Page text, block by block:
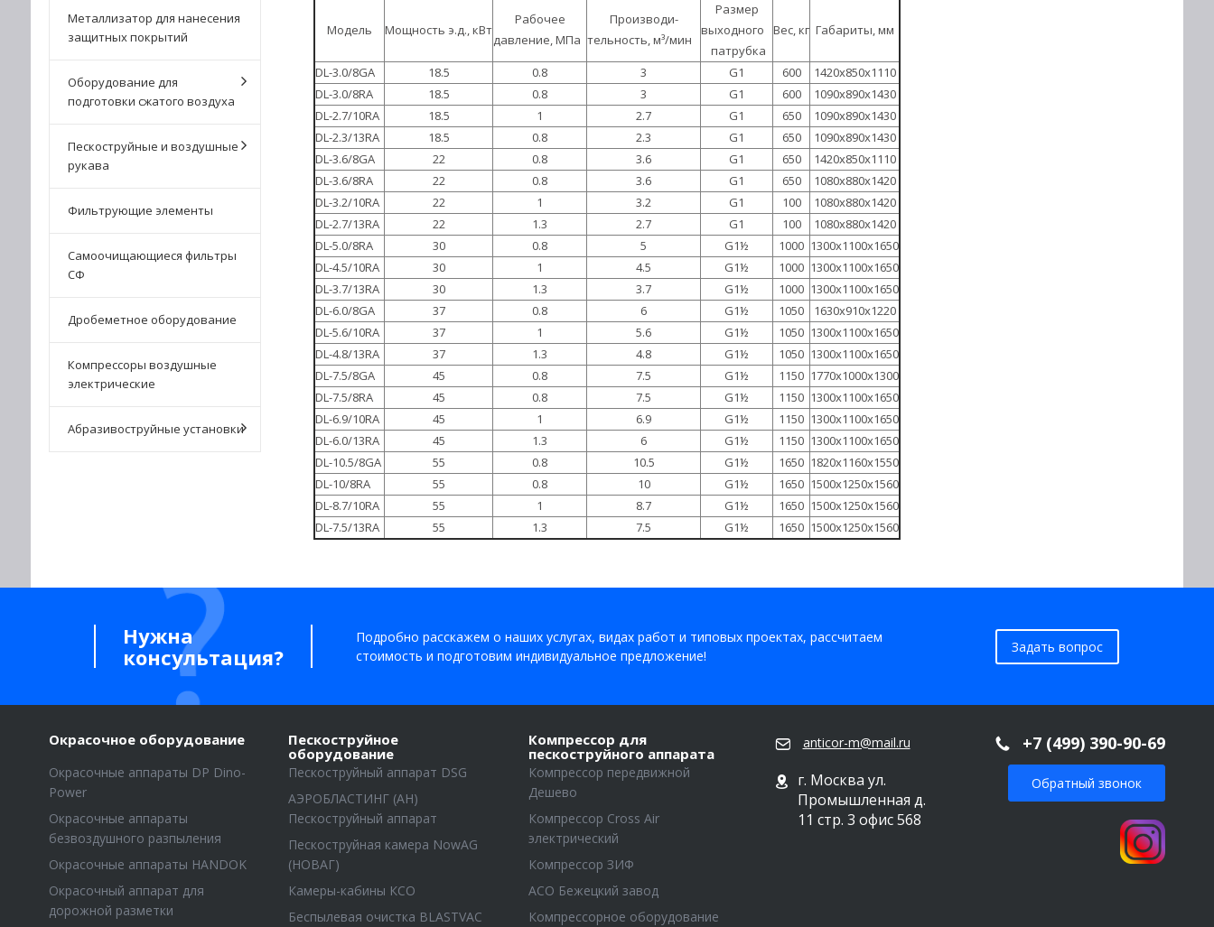
Модель Мощность э.д., кВт
Рабочее
давление, МПа
Производи-
тельность, м³/мин
Размер
выходного
патрубка
Вес, кг Габариты, мм
DL-3.0/8GA 18.5 0.8 3 G1 600
1420х850х1110
DL-3.0/8RA
18.5 0.8 3 G1 600
1090х890х1430
DL-2.7/10RA
18.5 1 2.7 G1 650
1090х890х1430
DL-2.3/13RA
18.5 0.8 2.3 G1 650
1090х890х1430
DL-3.6/8GA
22 0.8 3.6 G1 650
1420х850х1110
DL-3.6/8RA
22 0.8 3.6 G1 650
1080х880х1420
DL-3.2/10RA
22 1 3.2 G1 100
1080х880х1420
DL-2.7/13RA
22 1.3 2.7 G1 100
1080х880х1420
DL-5.0/8RA
30 0.8 5 G1½ 1000 1300х1100х1650
DL-4.5/10RA
30 1 4.5 G1½ 1000 1300х1100х1650
DL-3.7/13RA
30 1.3 3.7 G1½ 1000 1300х1100х1650
DL-6.0/8GA
37 0.8 6 G1½ 1050
1630х910х1220
DL-5.6/10RA
37 1 5.6 G1½ 1050 1300х1100х1650
DL-4.8/13RA
37 1.3 4.8 G1½ 1050 1300х1100х1650
DL-7.5/8GA
45 0.8 7.5 G1½ 1150 1770х1000х1300
DL-7.5/8RA
45 0.8 7.5 G1½ 1150 1300х1100х1650
DL-6.9/10RA
45 1 6.9 G1½ 1150 1300х1100х1650
DL-6.0/13RA
45 1.3 6 G1½ 1150 1300х1100х1650
DL-10.5/8GA
55 0.8 10.5 G1½ 1650 1820х1160х1550
DL-10/8RA
55 0.8 10 G1½ 1650 1500х1250х1560
DL-8.7/10RA
55 1 8.7 G1½ 1650 1500х1250х1560
DL-7.5/13RA
55 1.3 7.5 G1½ 1650 1500х1250х1560
Металлизатор для нанесения
защитных покрытий
Оборудование для
подготовки сжатого воздуха
Пескоструйные и воздушные
рукава
Фильтрующие элементы
Самоочищающиеся фильтры
СФ
Дробеметное оборудование
Компрессоры воздушные
электрические
Абразивоструйные установки
Нужна
консультация?
Подробно расскажем о наших услугах, видах работ и типовых проектах, рассчитаем
стоимость и подготовим индивидуальное предложение!
Задать вопрос
Окрасочное оборудование
Окрасочные аппараты DP Dino-
Power
Окрасочные аппараты
безвоздушного разпыления
Окрасочные аппараты HANDOK
Окрасочный аппарат для
дорожной разметки
Пескоструйное
оборудование
Пескоструйный аппарат DSG
АЭРОБЛАСТИНГ (АН)
Пескоструйный аппарат
Пескоструйная камера NowAG
(НОВАГ)
Камеры-кабины КСО
Беспылевая очистка BLASTVAC
Компрессор для
пескоструйного аппарата
Компрессор передвижной
Дешево
Компрессор Cross Air
электрический
Компрессор ЗИФ
АСО Бежецкий завод
Компрессорное оборудование
anticor-m@mail.ru
г. Москва ул.
Промышленная д.
11 стр. 3 офис 568
+7 (499) 390-90-69
Обратный звонок